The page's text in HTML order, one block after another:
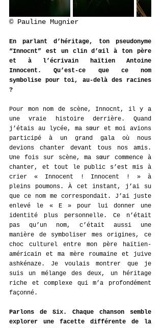
© Pauline Mugnier
En parlant d’héritage, ton pseudonyme
“Innocnt” est un clin d’œil à ton père
et à l’écrivain haïtien Antoine
Innocent. Qu’est-ce que ce nom
symbolise pour toi, au-delà des racines
?
Pour mon nom de scène, Innocnt, il y a
une vraie histoire derrière. Quand
j’étais au lycée, ma sœur et moi avions
participé à un grand gala où nous
devions chanter devant tous nos amis.
Une fois sur scène, ma sœur commence à
chanter, et tout le public s’est mis à
crier « Innocent ! Innocent ! » à
pleins poumons. À cet instant, j’ai su
que ce nom me correspondait. J’ai juste
enlevé le « E » pour lui donner une
identité plus personnelle. Ce n’était
pas qu’un nom, c’était aussi une
manière de symboliser mes origines, ce
choc culturel entre mon père haïtien-
américain et ma mère roumaine et juive
ashkénaze. Je voulais montrer que je
suis un mélange des deux, un héritage
riche et complexe qui m’a profondément
façonné.
Parlons de Six. Chaque chanson semble
explorer une facette différente de la